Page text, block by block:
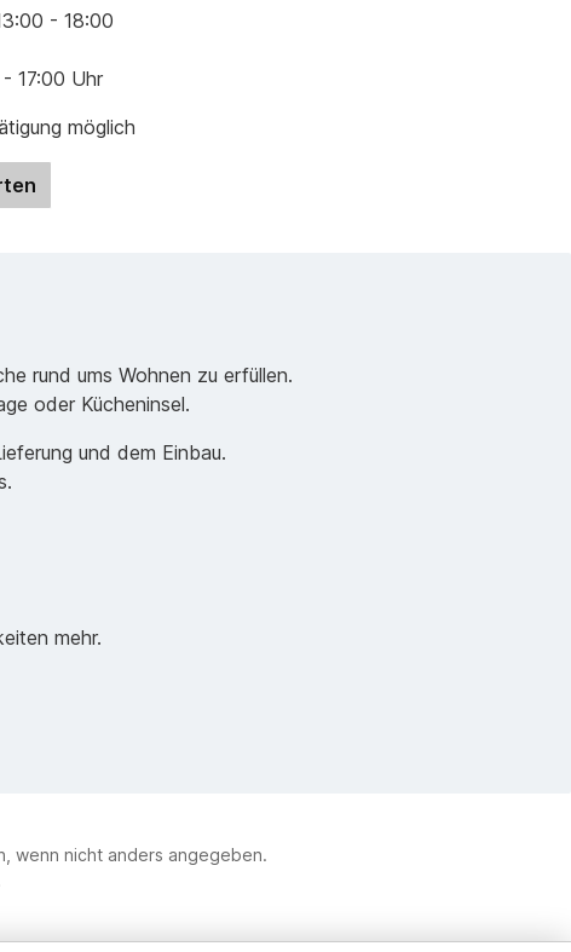
- 18:00
17:00 Uhr
möglich
rund ums Wohnen zu erfüllen.
oder Kücheninsel.
und dem Einbau.
mehr.
wenn nicht anders angegeben.